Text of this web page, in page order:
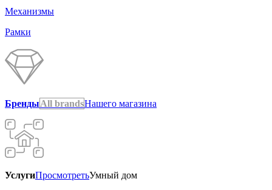
Механизмы
Рамки
БрендыAll brandsНашего магазина
УслугиПросмотретьУмный дом